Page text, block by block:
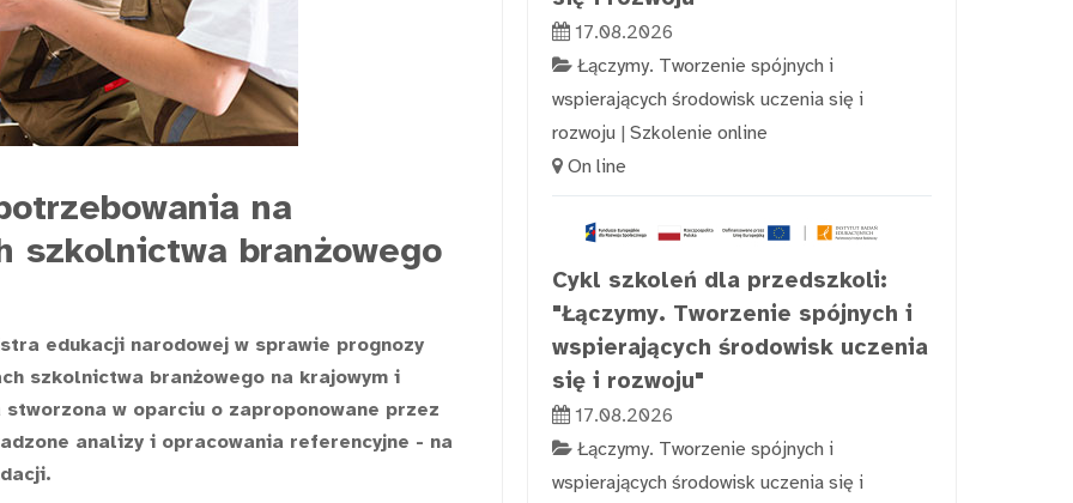
na
szkolnictwa branżowego
edukacji narodowej w sprawie prognozy
szkolnictwa branżowego na krajowym i
w oparciu o zaproponowane przez
analizy i opracowania referencyjne - na
17.08.2026
Łączymy. Tworzenie spójnych i
wspierających środowisk uczenia się i
rozwoju | Szkolenie online
On line
Cykl szkoleń dla przedszkoli:
"Łączymy. Tworzenie spójnych i
wspierających środowisk uczenia
się i rozwoju"
17.08.2026
Łączymy. Tworzenie spójnych i
wspierających środowisk uczenia się i